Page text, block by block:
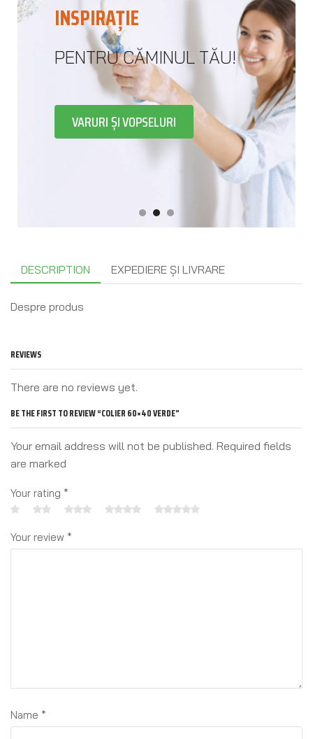
INSPIRAȚIE
PENTRU CĂMINUL TĂU!
VARURI ȘI VOPSELURI
DESCRIPTION EXPEDIERE ȘI LIVRARE
Despre produs
REVIEWS
There are no reviews yet.
BE THE FIRST TO REVIEW “COLIER 60×40 VERDE”
Your email address will not be published. Required fields
are marked
Your rating *
Your review *
Name *